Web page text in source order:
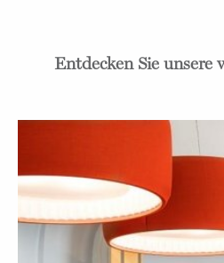
Entdecken Sie unsere